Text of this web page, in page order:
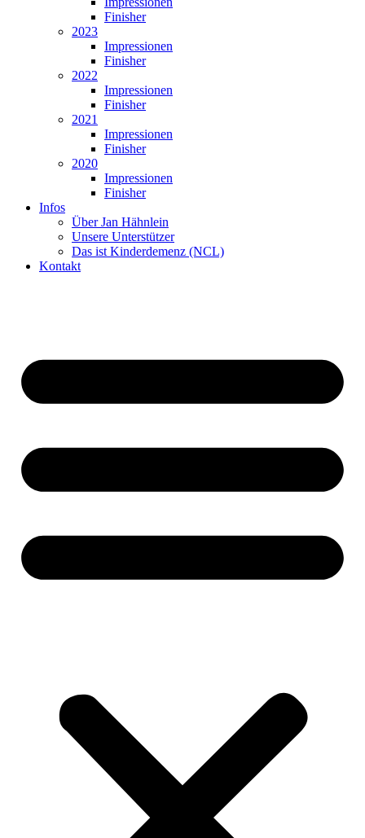
Finisher
2023
Impressionen
Finisher
2022
Impressionen
Finisher
2021
Impressionen
Finisher
2020
Impressionen
Finisher
Infos
Über Jan Hähnlein
Unsere Unterstützer
Das ist Kinderdemenz (NCL)
Kontakt